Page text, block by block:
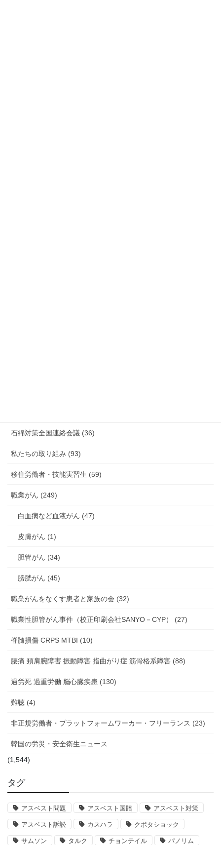
石綿対策全国連絡会議 (36)
私たちの取り組み (93)
移住労働者・技能実習生 (59)
職業がん (249)
白血病など血液がん (47)
皮膚がん (1)
胆管がん (34)
膀胱がん (45)
職業がんをなくす患者と家族の会 (32)
職業性胆管がん事件（校正印刷会社SANYO－CYP） (27)
脊髄損傷 CRPS MTBI (10)
腰痛 頚肩腕障害 振動障害 指曲がり症 筋骨格系障害 (88)
過労死 過重労働 脳心臓疾患 (130)
難聴 (4)
非正規労働者・プラットフォームワーカー・フリーランス (23)
韓国の労災・安全衛生ニュース
(1,544)
タグ
アスベスト問題 アスベスト国賠 アスベスト対策
アスベスト訴訟 カスハラ クボタショック
サムソン タルク チョンテイル パノリム